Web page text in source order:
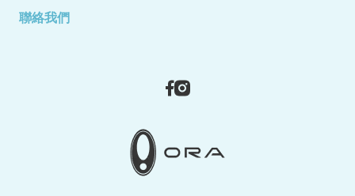
聯絡我們